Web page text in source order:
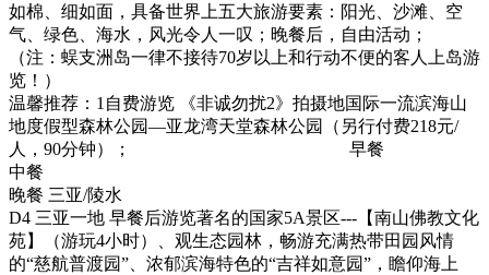
如棉、细如面，具备世界上五大旅游要素：阳光、沙滩、空
气、绿色、海水，风光令人一叹；晚餐后，自由活动；
（注：蜈支洲岛一律不接待70岁以上和行动不便的客人上岛游
览！）
温馨推荐：1自费游览 《非诚勿扰2》拍摄地国际一流滨海山
地度假型森林公园—亚龙湾天堂森林公园（另行付费218元/
人，90分钟）； 早餐
中餐
晚餐 三亚/陵水
D4 三亚一地 早餐后游览著名的国家5A景区---【南山佛教文化
苑】（游玩4小时）、观生态园林，畅游充满热带田园风情
的“慈航普渡园”、浓郁滨海特色的“吉祥如意园”，瞻仰海上